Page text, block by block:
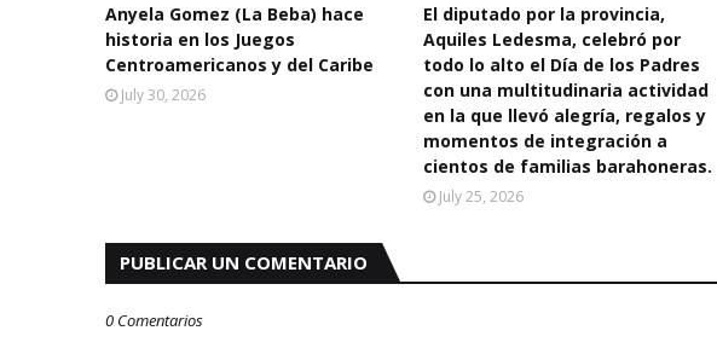
Anyela Gomez (La Beba) hace
historia en los Juegos
Centroamericanos y del Caribe
July 30, 2026
El diputado por la provincia,
Aquiles Ledesma, celebró por
todo lo alto el Día de los Padres
con una multitudinaria actividad
en la que llevó alegría, regalos y
momentos de integración a
cientos de familias barahoneras.
July 25, 2026
PUBLICAR UN COMENTARIO
0 Comentarios